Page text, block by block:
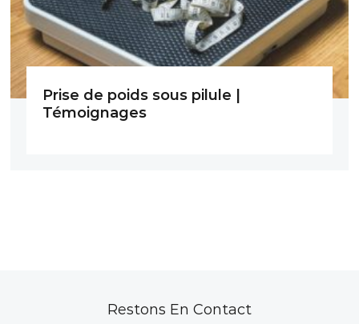
Prise de poids sous pilule |
Témoignages
Restons En Contact